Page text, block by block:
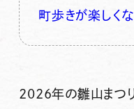
町歩きが楽しく
2026年の雛山まつ